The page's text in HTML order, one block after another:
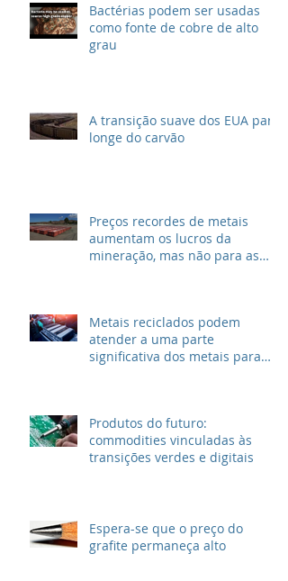
Bactérias podem ser usadas
como fonte de cobre de alto
grau
A transição suave dos EUA para
longe do carvão
Preços recordes de metais
aumentam os lucros da
mineração, mas não para as
Metais reciclados podem
atender a uma parte
significativa dos metais para
Produtos do futuro:
commodities vinculadas às
transições verdes e digitais
Espera-se que o preço do
grafite permaneça alto